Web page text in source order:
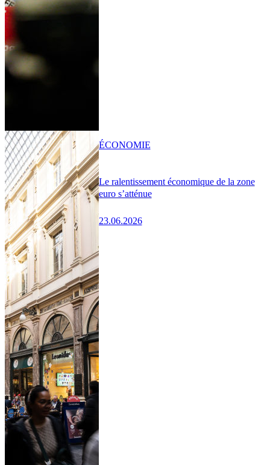
Le ralentissement économique de la zone
euro s’atténue
23.06.2026
ÉCONOMIE